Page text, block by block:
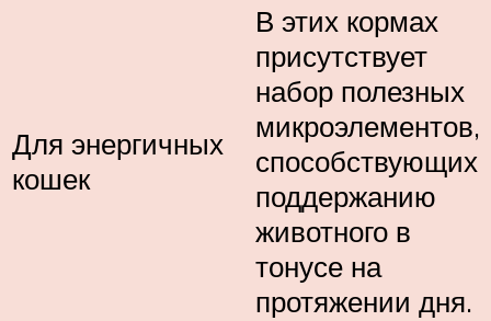
Для энергичных
кошек
В этих кормах
присутствует
набор полезных
микроэлементов,
способствующих
поддержанию
животного в
тонусе на
протяжении дня.